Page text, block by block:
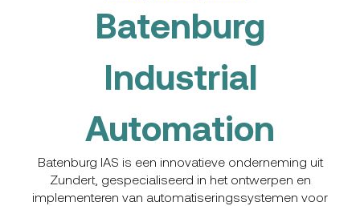
Batenburg
Industrial
Automation
Batenburg IAS is een innovatieve onderneming uit
Zundert, gespecialiseerd in het ontwerpen en
implementeren van automatiseringssystemen voor